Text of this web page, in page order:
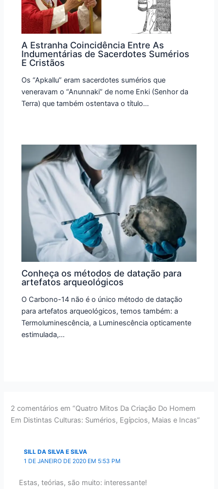
A Estranha Coincidência Entre As
Indumentárias de Sacerdotes Sumérios
E Cristãos
Os “Apkallu” eram sacerdotes sumérios que
veneravam o “Anunnaki” de nome Enki (Senhor da
Terra) que também ostentava o título…
Conheça os métodos de datação para
artefatos arqueológicos
O Carbono-14 não é o único método de datação
para artefatos arqueológicos, temos também: a
Termoluminescência, a Luminescência opticamente
estimulada,…
2 comentários em “Quatro Mitos Da Criação Do Homem
Em Distintas Culturas: Sumérios, Egípcios, Maias e Incas”
SILL DA SILVA E SILVA
1 DE JANEIRO DE 2020 EM 5:53 PM
Estas, teórias, são muito: interessante!